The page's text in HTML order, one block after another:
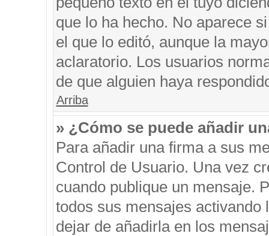
que lo ha hecho. No aparece
el que lo editó, aunque la
aclaratorio. Los usuarios
de que alguien haya
Arriba
» ¿Cómo se puede añadir
Para añadir una firma a sus
Control de Usuario. Una vez
cuando publique un mensaje.
todos sus mensajes
dejar de añadirla en los